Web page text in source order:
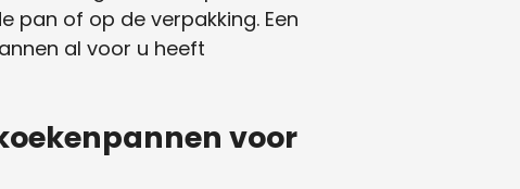
pan of op de verpakking. Een
al voor u heeft
voor